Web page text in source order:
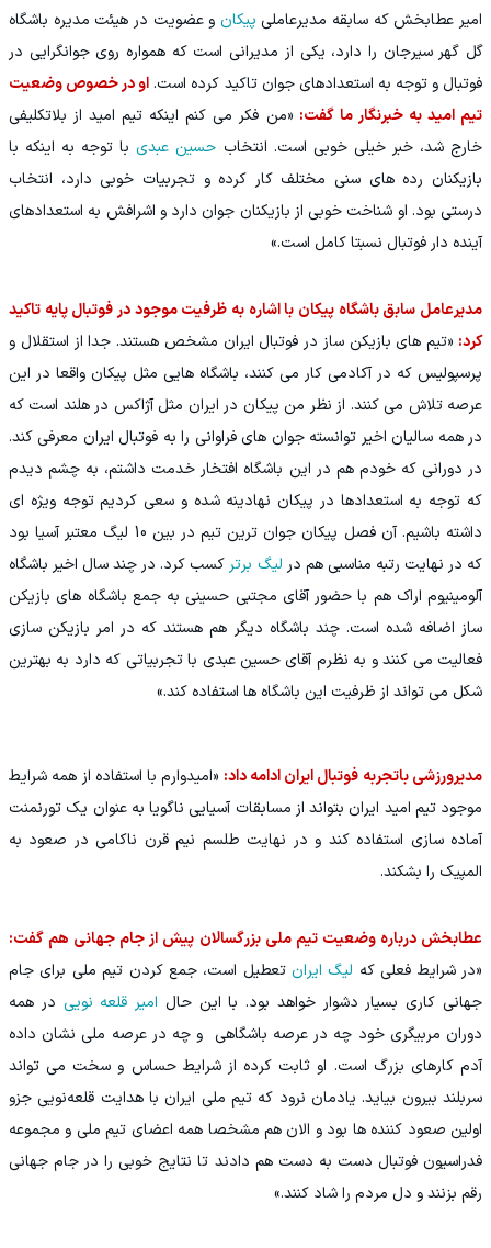
امیر عطابخش که سابقه مدیرعاملی پیکان و عضویت در هیئت مدیره باشگاه
گل گهر سیرجان را دارد، یکی از مدیرانی است که همواره روی جوانگرایی در
فوتبال و توجه به استعدادهای جوان تاکید کرده است.او در خصوص وضعیت
تیم امید به خبرنگار ما گفت: «من فکر می کنم اینکه تیم امید از بلاتکلیفی
خارج شد، خبر خیلی خوبی است. انتخاب حسین عبدیبا توجه به اینکه با
بازیکنان رده های سنی مختلف کار کرده و تجربیات خوبی دارد، انتخاب
درستی بود. او شناخت خوبی از بازیکنان جوان دارد و اشرافش به استعدادهای
آینده دار فوتبال نسبتا کامل است.»
مدیرعامل سابق باشگاه پیکان با اشاره به ظرفیت موجود در فوتبال پایه تاکید
کرد: «تیم های بازیکن ساز در فوتبال ایران مشخص هستند. جدا از استقلال و
پرسپولیس که در آکادمی کار می کنند، باشگاه هایی مثل پیکان واقعا در این
عرصه تلاش می کنند. از نظر من پیکان در ایران مثل آژاکس در هلند است که
در همه سالیان اخیر توانسته جوان های فراوانی را به فوتبال ایران معرفی کند.
در دورانی که خودم هم در این باشگاه افتخار خدمت داشتم، به چشم دیدم
که توجه به استعدادها در پیکان نهادینه شده و سعی کردیم توجه ویژه ای
داشته باشیم. آن فصل پیکان جوان ترین تیم در بین 10 لیگ معتبر آسیا بود
که در نهایت رتبه مناسبی هم در لیگ برترکسب کرد. در چند سال اخیر باشگاه
آلومینیوم اراک هم با حضور آقای مجتبی حسینی به جمع باشگاه های بازیکن
ساز اضافه شده است. چند باشگاه دیگر هم هستند که در امر بازیکن سازی
فعالیت می کنند و به نظرم آقای حسین عبدی با تجربیاتی که دارد به بهترین
شکل می تواند از ظرفیت این باشگاه ها استفاده کند.»
مدیرورزشی باتجربه فوتبال ایران ادامه داد: «امیدوارم با استفاده از همه شرایط
موجود تیم امید ایران بتواند از مسابقات آسیایی ناگویا به عنوان یک تورنمنت
آماده سازی استفاده کند و در نهایت طلسم نیم قرن ناکامی در صعود به
المپیک را بشکند.
عطابخش درباره وضعیت تیم ملی بزرگسالان پیش از جام جهانی هم گفت:
«در شرایط فعلی که لیگ ایرانتعطیل است، جمع کردن تیم ملی برای جام
جهانی کاری بسیار دشوار خواهد بود. با این حال امیر قلعه نویی در همه
دوران مربیگری خود چه در عرصه باشگاهی و چه در عرصه ملی نشان داده
آدم کارهای بزرگ است. او ثابت کرده از شرایط حساس و سخت می تواند
سربلند بیرون بیاید. یادمان نرود که تیم ملی ایران با هدایت قلعه‌نویی جزو
اولین صعود کننده ها بود و الان هم مشخصا همه اعضای تیم ملی و مجموعه
فدراسیون فوتبال دست به دست هم دادند تا نتایج خوبی را در جام جهانی
رقم بزنند و دل مردم را شاد کنند.»